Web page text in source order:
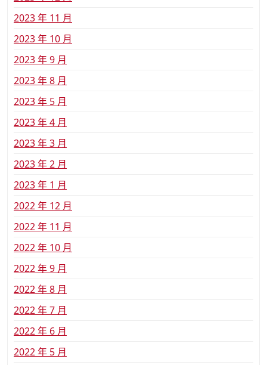
2023 年 11 月
2023 年 10 月
2023 年 9 月
2023 年 8 月
2023 年 5 月
2023 年 4 月
2023 年 3 月
2023 年 2 月
2023 年 1 月
2022 年 12 月
2022 年 11 月
2022 年 10 月
2022 年 9 月
2022 年 8 月
2022 年 7 月
2022 年 6 月
2022 年 5 月